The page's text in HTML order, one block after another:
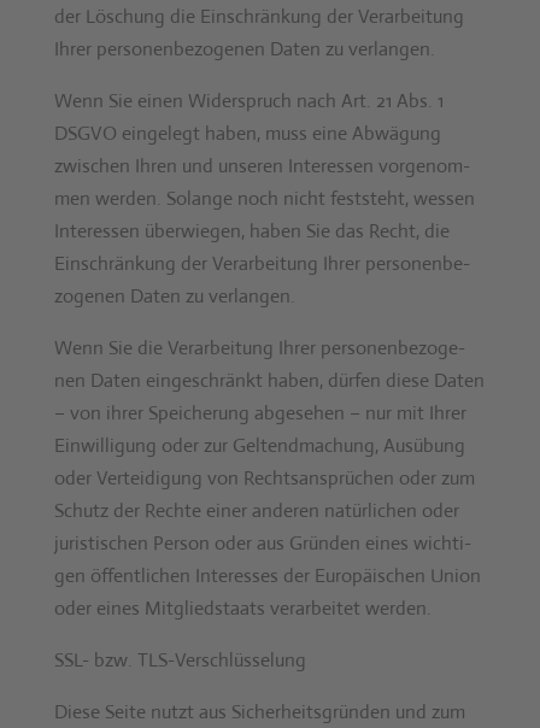
der Löschung die Ein­schränkung der Ver­ar­beitung
Ihrer per­so­n­en­be­zo­ge­nen Dat­en zu ver­lan­gen.
Wenn Sie einen Wider­spruch nach Art. 21 Abs. 1
DSGVO ein­gelegt haben, muss eine Abwä­gung
zwis­chen Ihren und unseren Inter­essen vorgenom­
men wer­den. Solange noch nicht fest­ste­ht, wessen
Inter­essen über­wiegen, haben Sie das Recht, die
Ein­schränkung der Ver­ar­beitung Ihrer per­so­n­en­be­
zo­ge­nen Dat­en zu ver­lan­gen.
Wenn Sie die Ver­ar­beitung Ihrer per­so­n­en­be­zo­ge­
nen Dat­en eingeschränkt haben, dür­fen diese Dat­en
– von ihrer Spe­icherung abge­se­hen – nur mit Ihrer
Ein­willi­gung oder zur Gel­tend­machung, Ausübung
oder Vertei­di­gung von Recht­sansprüchen oder zum
Schutz der Rechte ein­er anderen natür­lichen oder
juris­tis­chen Per­son oder aus Grün­den eines wichti­
gen öffentlichen Inter­ess­es der Europäis­chen Union
oder eines Mit­glied­staats ver­ar­beit­et wer­den.
SSL- bzw. TLS-Ver­schlüs­selung
Diese Seite nutzt aus Sicher­heits­grün­den und zum